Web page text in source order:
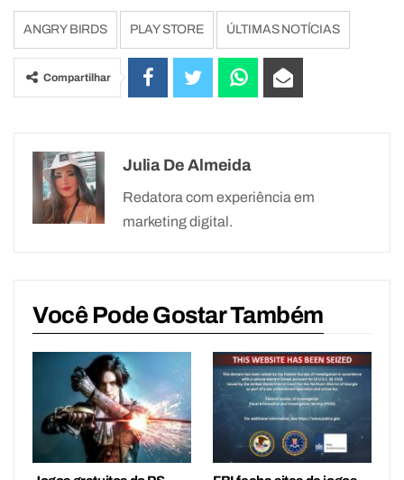
ANGRY BIRDS PLAY STORE ÚLTIMAS NOTÍCIAS
Compartilhar
Julia De Almeida
Redatora com experiência em
marketing digital.
Você Pode Gostar Também